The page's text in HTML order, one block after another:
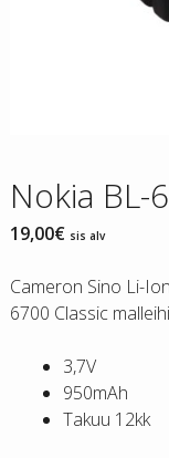
Nokia BL-
19,00€ sis alv
Cameron Sino Li-
6700 Classic
3,7V
950mAh
Takuu 12kk